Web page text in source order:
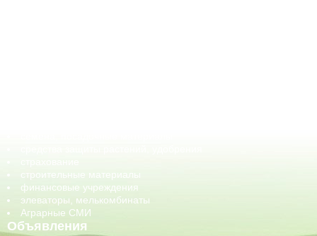
строительные материалы
финансовые учреждения
элеваторы, мелькомбинаты
Аграрные СМИ
Объявления